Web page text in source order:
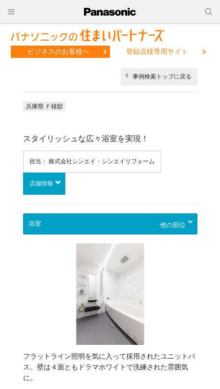
ビジネスのお客様へ 登録店様専用サイト
事例検索トップに戻る
兵庫県 Ｆ様邸
スタイリッシュな広々浴室を実現！
担当： 株式会社シンエイ・シンエイリフォーム
店舗情報
他の部位
フラットライン照明を気に入って採用されたユニットバ
ス。壁は４面ともドラマホワイトで洗練された雰囲気
に。